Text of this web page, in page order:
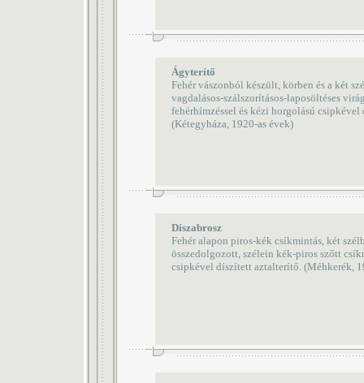
Ágyterítő
Fehér vászonból készült, körben és a két
vagdalásos-szálszorításos-laposöltéses
fehérhímzéssel és kézi horgolású
(Kétegyháza, 1920-as évek)
Díszabrosz
Fehér alapon piros-kék csíkmintás, két
összedolgozott, szélein kék-piros szőtt
csipkével díszített aztalterítő. (Méhkerék,